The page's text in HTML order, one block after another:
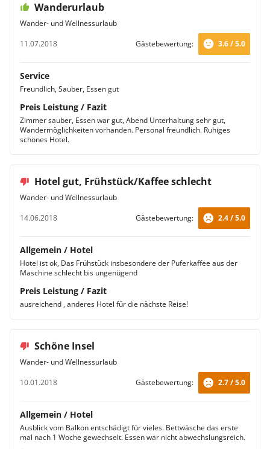
Wanderurlaub
Wander- und Wellnessurlaub
11.07.2018
Gästebewertung: 3.6 / 5.0
Service
Freundlich, Sauber, Essen gut
Preis Leistung / Fazit
Zimmer sauber, Essen war gut, Abend Unterhaltung sehr gut,
Wandermöglichkeiten vorhanden. Personal freundlich. Ruhiges
schönes Hotel.
Hotel gut, Frühstück/Kaffee schlecht
Wander- und Wellnessurlaub
14.06.2018
Gästebewertung: 2.4 / 5.0
Allgemein / Hotel
Hotel ist ok, Das Frühstück insbesondere der Puferkaffee aus der
Maschine schlecht bis ungenügend
Preis Leistung / Fazit
ausreichend , anderes Hotel für die nächste Reise!
Schöne Insel
Wander- und Wellnessurlaub
10.01.2018
Gästebewertung: 2.7 / 5.0
Allgemein / Hotel
Ausblick vom Balkon entschädigt für vieles. Bettwäsche das erste
mal nach 1 Woche gewechselt. Essen war nicht abwechslungsreich.